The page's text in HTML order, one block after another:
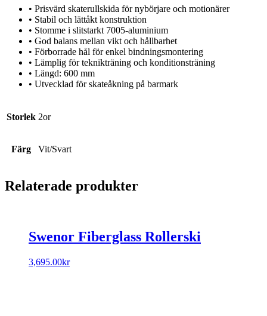
• Prisvärd skaterullskida för nybörjare och motionärer
• Stabil och lättåkt konstruktion
• Stomme i slitstarkt 7005-aluminium
• God balans mellan vikt och hållbarhet
• Förborrade hål för enkel bindningsmontering
• Lämplig för teknikträning och konditionsträning
• Längd: 600 mm
• Utvecklad för skateåkning på barmark
Storlek 2or
Färg Vit/Svart
Relaterade produkter
Swenor Fiberglass Rollerski
3,695.00kr